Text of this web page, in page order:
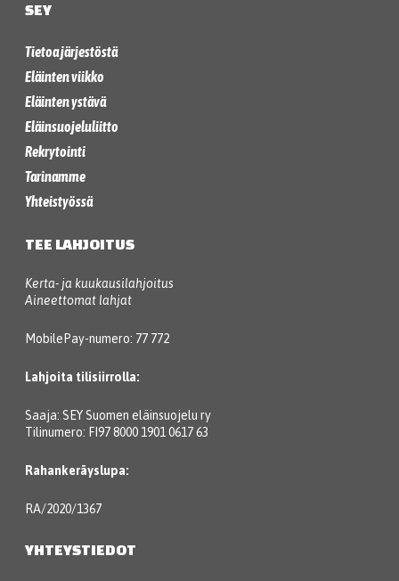
SEY
Tietoa järjestöstä
Eläinten viikko
Eläinten ystävä
Eläinsuojeluliitto
Rekrytointi
Tarinamme
Yhteistyössä
TEE LAHJOITUS
Kerta- ja kuukausilahjoitus
Aineettomat lahjat
MobilePay-numero: 77 772
Lahjoita tilisiirrolla:
Saaja: SEY Suomen eläinsuojelu ry
Tilinumero: FI97 8000 1901 0617 63
Rahankeräyslupa:
RA/2020/1367
YHTEYSTIEDOT